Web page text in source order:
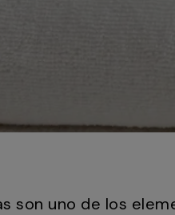
son uno de los